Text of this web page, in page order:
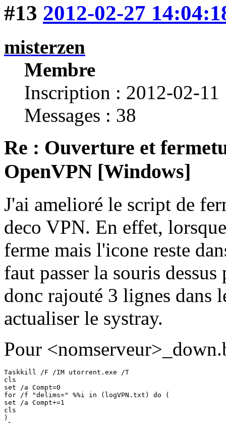
#13 2012-02-27
misterzen
Membre
Inscription : 2012-02-11
Messages : 38
Re : Ouverture et
OpenVPN [Windows]
J'ai amelioré le script de
deco VPN. En effet,
ferme mais l'icone reste
faut passer la souris
donc rajouté 3 lignes dans
actualiser le systray.
Pour
Taskkill /F /IM utorrent.exe /T
cls
set /a Compt=0
for /f "delims=" %%i in (logVPN.txt) do (
set /a Compt+=1
cls
)